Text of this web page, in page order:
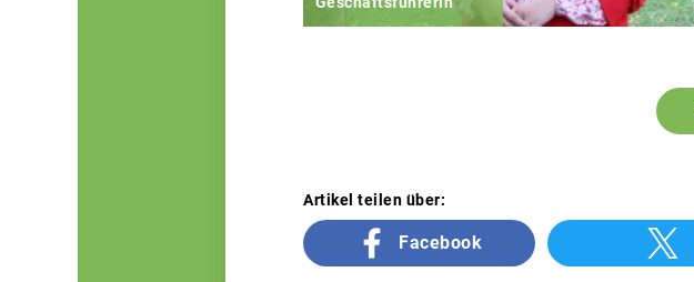
Artikel teilen über:
Facebook